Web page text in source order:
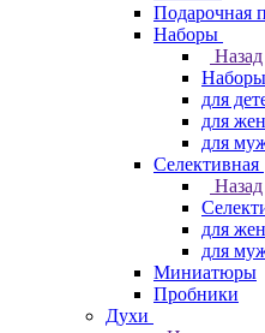
Подарочная
Наборы
Назад
Наборы
для
для
для
Селективная
Назад
для
для
Миниатюры
Пробники
Духи